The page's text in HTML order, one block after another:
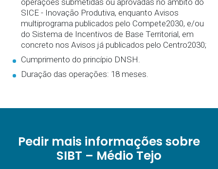
operações submetidas ou aprovadas no âmbito do
SICE - Inovação Produtiva, enquanto Avisos
multiprograma publicados pelo Compete2030, e/ou
do Sistema de Incentivos de Base Territorial, em
concreto nos Avisos já publicados pelo Centro2030;
Cumprimento do princípio DNSH.
Duração das operações: 18 meses.
Pedir mais informações sobre
SIBT – Médio Tejo